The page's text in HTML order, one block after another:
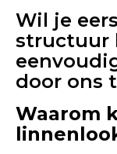
Wil je
structuur
door ons
Waarom